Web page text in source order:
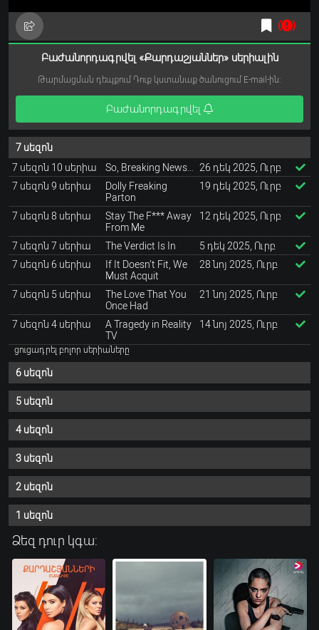
Բաժանորդագրվել «Քարդաշյաններ» սերիալին
Թարմացման դեպքում Դուք կստանաք ծանուցում E-mail-ին:
Բաժանորդագրվել
7 սեզոն
7 սեզոն 10 սերիա
So, Breaking News… 26 դեկ 2025, Ուրբ
7 սեզոն 9 սերիա
Dolly Freaking
Parton
19 դեկ 2025, Ուրբ
7 սեզոն 8 սերիա
Stay The F*** Away
From Me
12 դեկ 2025, Ուրբ
7 սեզոն 7 սերիա The Verdict Is In
5 դեկ 2025, Ուրբ
7 սեզոն 6 սերիա
If It Doesn’t Fit, We
Must Acquit
28 նոյ 2025, Ուրբ
7 սեզոն 5 սերիա
The Love That You
Once Had
21 նոյ 2025, Ուրբ
7 սեզոն 4 սերիա
A Tragedy in Reality
TV
14 նոյ 2025, Ուրբ
ցուցադրել բոլոր սերիաները
6 սեզոն
5 սեզոն
4 սեզոն
3 սեզոն
2 սեզոն
1 սեզոն
Ձեզ դուր կգա: